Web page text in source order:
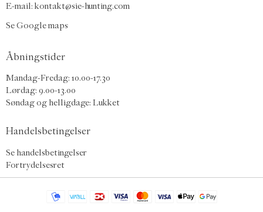
E-mail: kontakt@sie-hunting.com
Se Google maps
Åbningstider
Mandag-Fredag: 10.00-17.30
Lørdag: 9.00-13.00
Søndag og helligdage: Lukket
Handelsbetingelser
Se handelsbetingelser
Fortrydelsesret